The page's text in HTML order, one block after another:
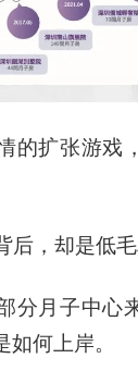
的扩张游戏
后， 却是低
分月子中心
何上岸。